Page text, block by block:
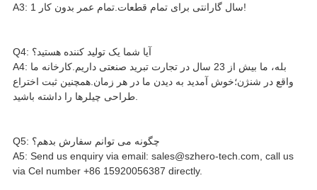
A3: 1 سال گارانتی برای تمام قطعات.تمام عمر بدون کار!
Q4: آیا شما یک تولید کننده هستید؟
A4: بله، ما بیش از 23 سال در تجارت تبرید صنعتی داریم.کارخانه ما
واقع در شنژن؛خوش آمدید به دیدن ما در هر زمان.همچنین ثبت اختراع
طراحی چیلرها را داشته باشید.
Q5: چگونه می توانم سفارش بدهم؟
A5: Send us enquiry via email: sales@szhero-tech.com, call us
via Cel number +86 15920056387 directly.